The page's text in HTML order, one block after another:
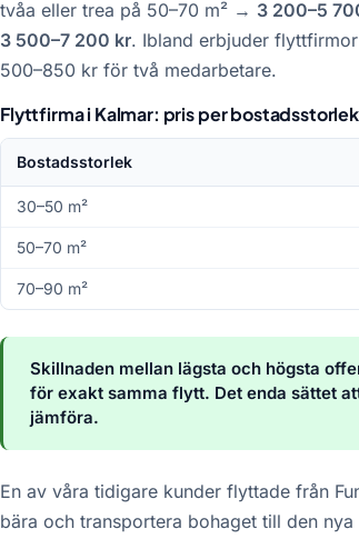
tvåa eller trea på 50–70 m² → 3 200–5
3 500–7 200 kr. Ibland erbjuder
500–850 kr för två medarbetare.
Flyttfirma i Kalmar: pris per bostadsstorlek
Bostadsstorlek
30–50 m²
50–70 m²
70–90 m²
Skillnaden mellan lägsta och högsta
för exakt samma flytt. Det enda sättet
jämföra.
En av våra tidigare kunder flyttade från
bära och transportera bohaget till den